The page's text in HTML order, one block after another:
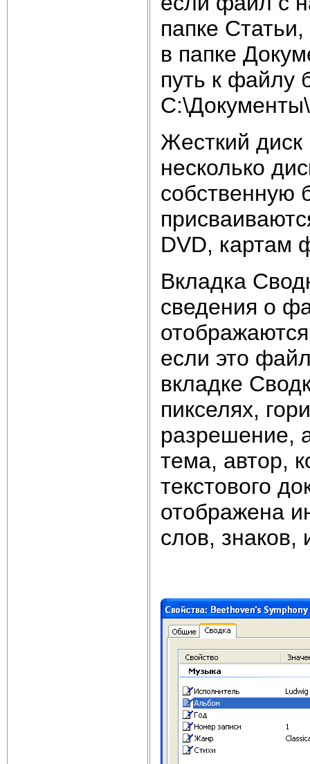
папке
в папке
путь к файлу
Жесткий
несколько
собственную
DVD, картам
Вкладка
сведения о
если это
вкладке
пикселях,
разрешение,
тема, автор,
текстового
отображена
слов, знаков,